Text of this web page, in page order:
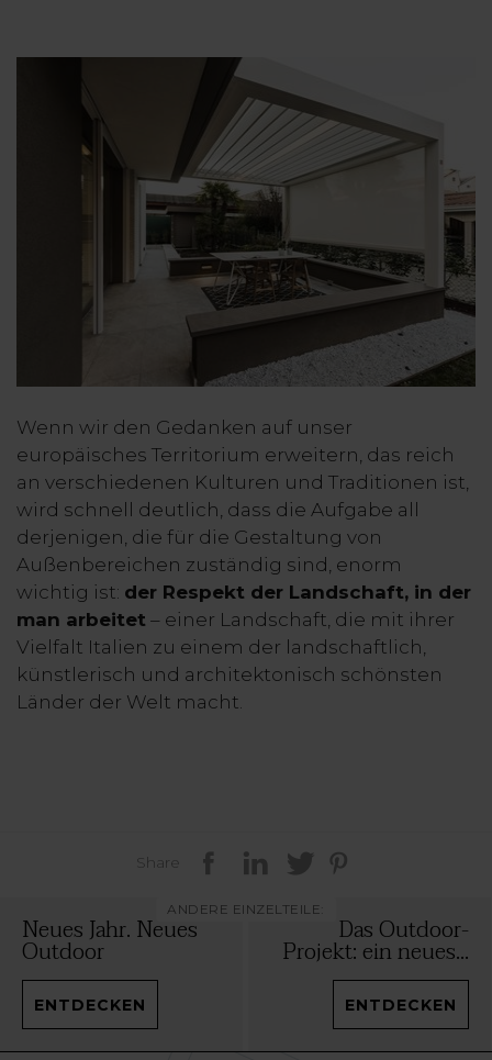
Wenn wir den Gedanken auf unser
europäisches Territorium erweitern, das reich
an verschiedenen Kulturen und Traditionen ist,
wird schnell deutlich, dass die Aufgabe all
derjenigen, die für die Gestaltung von
Außenbereichen zuständig sind, enorm
wichtig ist: der Respekt der Landschaft, in der
man arbeitet – einer Landschaft, die mit ihrer
Vielfalt Italien zu einem der landschaftlich,
künstlerisch und architektonisch schönsten
Länder der Welt macht.
Share
ANDERE EINZELTEILE:
Neues Jahr. Neues
Outdoor
ENTDECKEN
Das Outdoor-
Projekt: ein neues...
ENTDECKEN